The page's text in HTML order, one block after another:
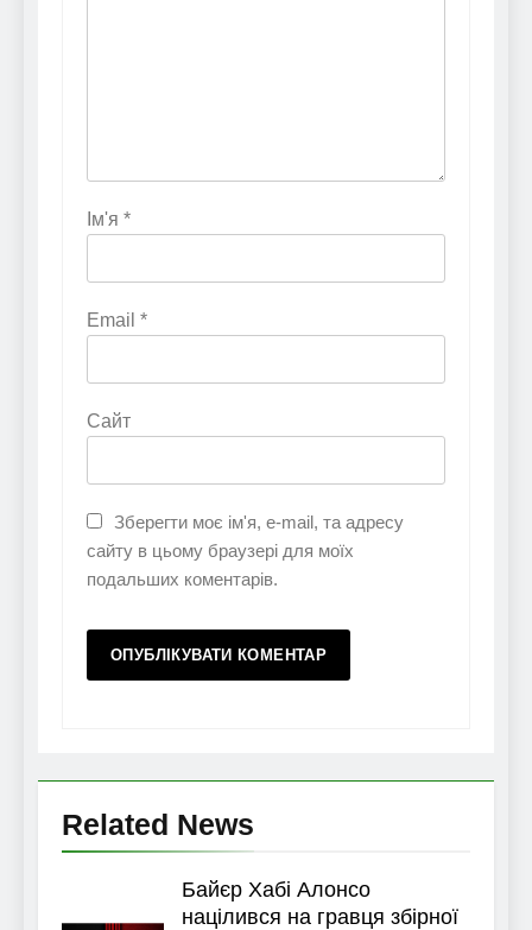
Ім'я *
Email *
Сайт
Зберегти моє ім'я, e-mail, та адресу
сайту в цьому браузері для моїх
подальших коментарів.
Related News
Байєр Хабі Алонсо
націлився на гравця збірної